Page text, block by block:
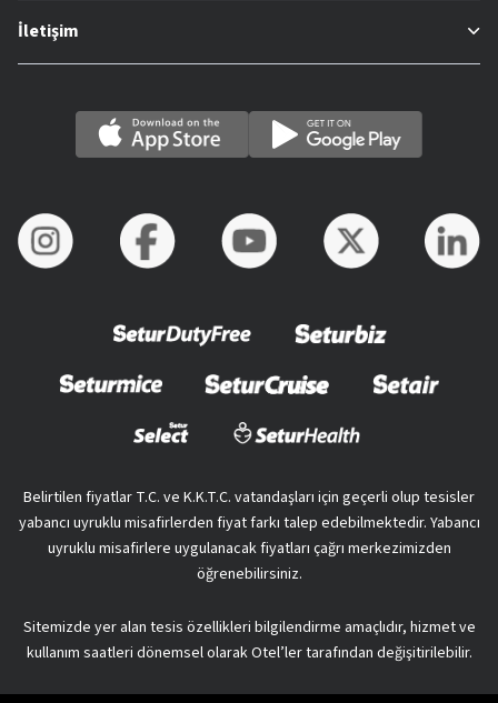
İletişim
Belirtilen fiyatlar T.C. ve K.K.T.C. vatandaşları için geçerli olup tesisler
yabancı uyruklu misafirlerden fiyat farkı talep edebilmektedir. Yabancı
uyruklu misafirlere uygulanacak fiyatları çağrı merkezimizden
öğrenebilirsiniz.
Sitemizde yer alan tesis özellikleri bilgilendirme amaçlıdır, hizmet ve
kullanım saatleri dönemsel olarak Otel’ler tarafından değişitirilebilir.